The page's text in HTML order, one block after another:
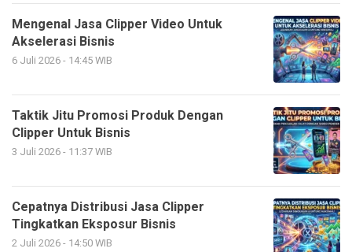
Mengenal Jasa Clipper Video Untuk
Akselerasi Bisnis
6 Juli 2026 - 14:45 WIB
Taktik Jitu Promosi Produk Dengan
Clipper Untuk Bisnis
3 Juli 2026 - 11:37 WIB
Cepatnya Distribusi Jasa Clipper
Tingkatkan Eksposur Bisnis
2 Juli 2026 - 14:50 WIB